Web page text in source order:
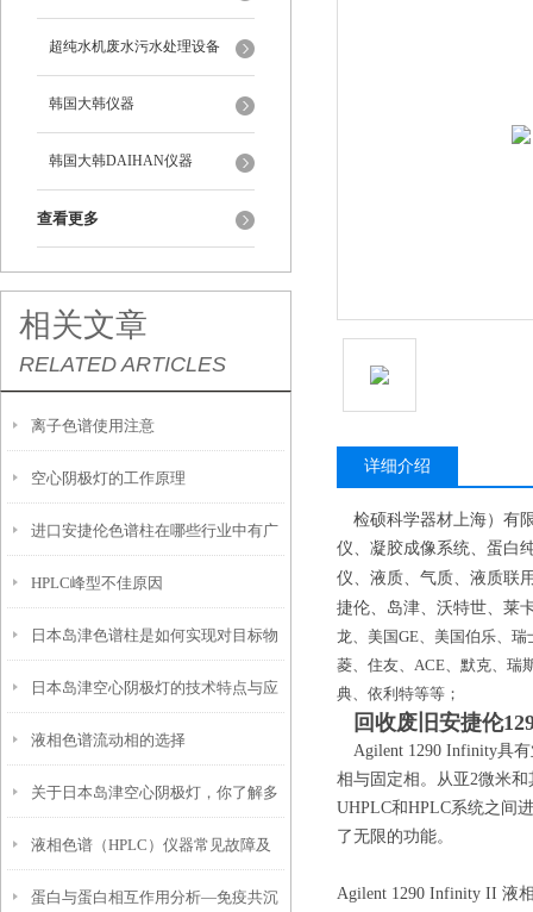
超纯水机废水污水处理设备
韩国大韩仪器
韩国大韩DAIHAN仪器
查看更多
相关文章
RELATED ARTICLES
离子色谱使用注意
空心阴极灯的工作原理
进口安捷伦色谱柱在哪些行业中有广
泛应用？
HPLC峰型不佳原因
日本岛津色谱柱是如何实现对目标物
质的分离与纯化的？
日本岛津空心阴极灯的技术特点与应
用
液相色谱流动相的选择
关于日本岛津空心阴极灯，你了解多
少？
液相色谱（HPLC）仪器常见故障及
解决方案
蛋白与蛋白相互作用分析—免疫共沉
详细介绍
检硕科学器材上海）有
仪、凝胶成像系统、蛋白
仪、液质、气质、液质联
捷伦、岛津、沃特世、莱
龙、 美国GE、美国伯乐、瑞
菱、住友、ACE、默克、瑞
典、依利特等等；
回收废旧安捷伦
Agilent 1290 Infinity具
相与固定相。从亚2微米
UHPLC和HPLC系统之间
了无限的功能。
Agilent 1290 Infinity II 液